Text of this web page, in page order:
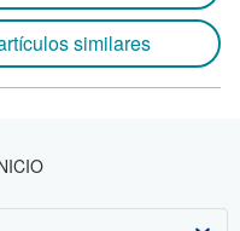
similares